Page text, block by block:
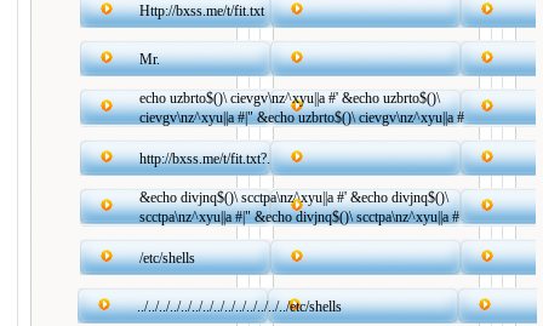
Http://bxss.me/t/fit.txt
Mr.
echo uzbrto$()\ cievgv\nz^xyu||a #' &echo uzbrto$()\
cievgv\nz^xyu||a #|" &echo uzbrto$()\ cievgv\nz^xyu||a #
http://bxss.me/t/fit.txt?.
&echo divjnq$()\ scctpa\nz^xyu||a #' &echo divjnq$()\
scctpa\nz^xyu||a #|" &echo divjnq$()\ scctpa\nz^xyu||a #
/etc/shells
../../../../../../../../../../../../../../etc/shells